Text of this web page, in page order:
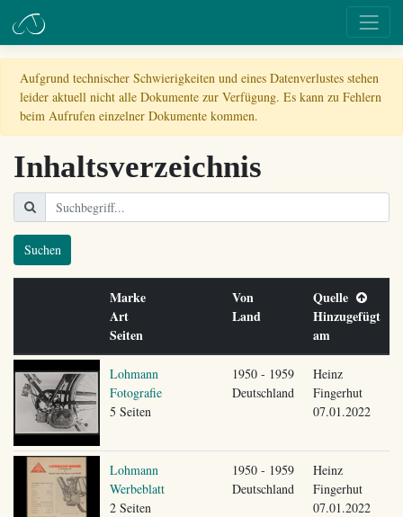
Aufgrund technischer Schwierigkeiten und eines Datenverlustes stehen
leider aktuell nicht alle Dokumente zur Verfügung. Es kann zu Fehlern
beim Aufrufen einzelner Dokumente kommen.
Inhaltsverzeichnis
Suchen
Marke
Art
Seiten
Von
Land
Quelle
Hinzugefügt
am
Lohmann
Fotografie
5 Seiten
1950 - 1959
Deutschland
Heinz
Fingerhut
07.01.2022
Lohmann
Werbeblatt
2 Seiten
1950 - 1959
Deutschland
Heinz
Fingerhut
07.01.2022